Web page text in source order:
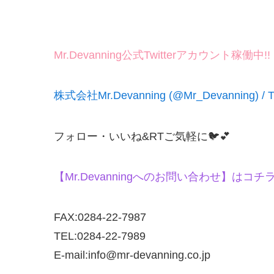
Mr.Devanning公式Twitterアカウント稼働中!!
株式会社Mr.Devanning (@Mr_Devanning) /
フォロー・いいね&RTご気軽に🐦💕
【Mr.Devanningへのお問い合わせ】はコチ
FAX:0284-22-7987
TEL:0284-22-7989
E-mail:info@mr-devanning.co.jp